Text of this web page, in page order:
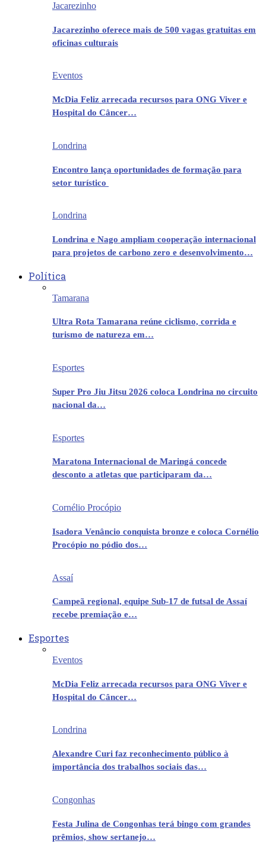
Jacarezinho
Jacarezinho oferece mais de 500 vagas gratuitas em
oficinas culturais
Eventos
McDia Feliz arrecada recursos para ONG Viver e
Hospital do Câncer…
Londrina
Encontro lança oportunidades de formação para
setor turístico
Londrina
Londrina e Nago ampliam cooperação internacional
para projetos de carbono zero e desenvolvimento…
Política
Tamarana
Ultra Rota Tamarana reúne ciclismo, corrida e
turismo de natureza em…
Esportes
Super Pro Jiu Jitsu 2026 coloca Londrina no circuito
nacional da…
Esportes
Maratona Internacional de Maringá concede
desconto a atletas que participaram da…
Cornélio Procópio
Isadora Venâncio conquista bronze e coloca Cornélio
Procópio no pódio dos…
Assaí
Campeã regional, equipe Sub-17 de futsal de Assaí
recebe premiação e…
Esportes
Eventos
McDia Feliz arrecada recursos para ONG Viver e
Hospital do Câncer…
Londrina
Alexandre Curi faz reconhecimento público à
importância dos trabalhos sociais das…
Congonhas
Festa Julina de Congonhas terá bingo com grandes
prêmios, show sertanejo…